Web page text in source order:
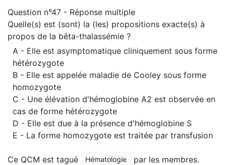
Question n°47 - Réponse multiple
Quelle(s) est (sont) la (les) propositions exacte(s) à
propos de la bêta-thalassémie ?
A - Elle est asymptomatique cliniquement sous forme
hétérozygote
B - Elle est appelée maladie de Cooley sous forme
homozygote
C - Une élévation d'hémoglobine A2 est observée en
cas de forme hétérozygote
D - Elle est due à la présence d'hémoglobine S
E - La forme homozygote est traitée par transfusion
Ce QCM est tagué Hématologie par les membres.